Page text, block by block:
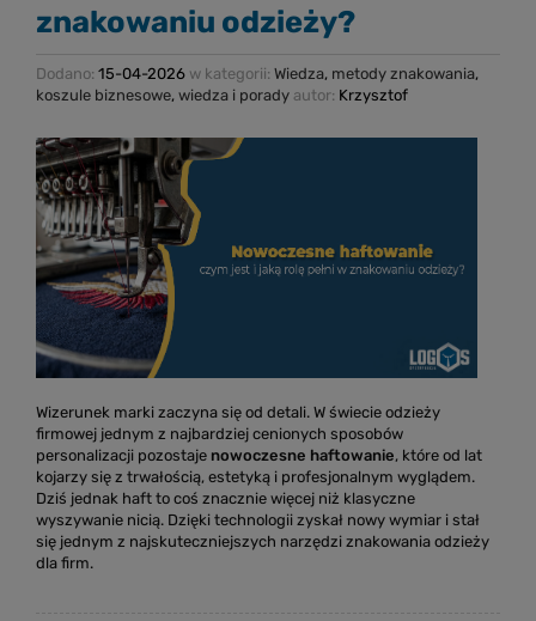
znakowaniu odzieży?
Dodano: 15-04-2026 w kategorii: Wiedza, metody znakowania,
koszule biznesowe, wiedza i porady autor: Krzysztof
Wizerunek marki zaczyna się od detali. W świecie odzieży
firmowej jednym z najbardziej cenionych sposobów
personalizacji pozostaje nowoczesne haftowanie, które od lat
kojarzy się z trwałością, estetyką i profesjonalnym wyglądem.
Dziś jednak haft to coś znacznie więcej niż klasyczne
wyszywanie nicią. Dzięki technologii zyskał nowy wymiar i stał
się jednym z najskuteczniejszych narzędzi znakowania odzieży
dla firm.